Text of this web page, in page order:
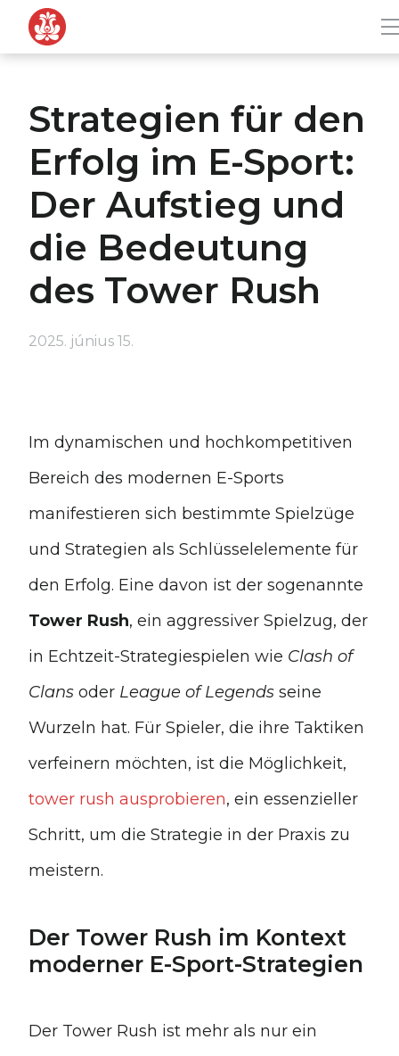
Tovább a tartalomhoz
Strategien für den
Erfolg im E-Sport:
Der Aufstieg und
die Bedeutung
des Tower Rush
2025. június 15.
Im dynamischen und hochkompetitiven
Bereich des modernen E-Sports
manifestieren sich bestimmte Spielzüge
und Strategien als Schlüsselelemente für
den Erfolg. Eine davon ist der sogenannte
Tower Rush, ein aggressiver Spielzug, der
in Echtzeit-Strategiespielen wie Clash of
Clans oder League of Legends seine
Wurzeln hat. Für Spieler, die ihre Taktiken
verfeinern möchten, ist die Möglichkeit,
tower rush ausprobieren, ein essenzieller
Schritt, um die Strategie in der Praxis zu
meistern.
Der Tower Rush im Kontext
moderner E-Sport-Strategien
Der Tower Rush ist mehr als nur ein